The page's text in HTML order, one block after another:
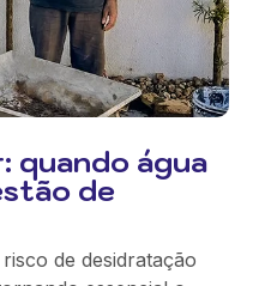
quando água
de
de desidratação